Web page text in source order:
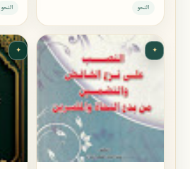
النحو النحو
✦
✦